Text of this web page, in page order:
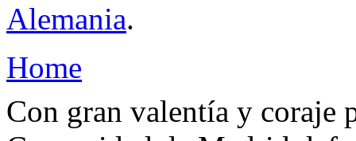
Alemania.
Home
Con gran valentía y coraje